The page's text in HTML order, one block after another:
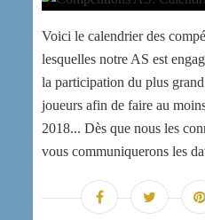
Voici le calendrier des
lesquelles notre AS est
la participation du plus
joueurs afin de faire au
2018... Dès que nous les
vous communiquerons les